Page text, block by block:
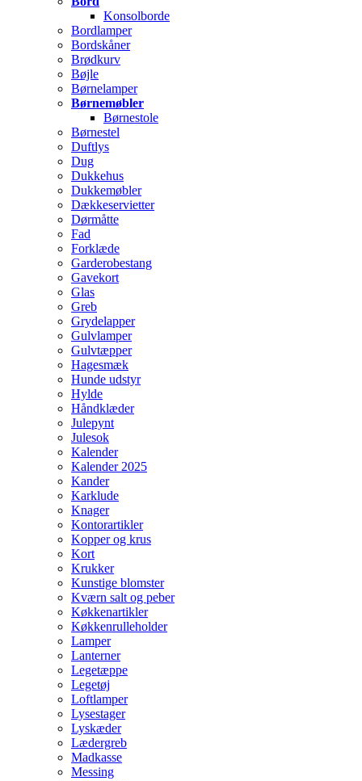
Konsolborde
Bordlamper
Bordskåner
Brødkurv
Bøjle
Børnelamper
Børnemøbler
Børnestole
Børnestel
Duftlys
Dug
Dukkehus
Dukkemøbler
Dækkeservietter
Dørmåtte
Fad
Forklæde
Garderobestang
Gavekort
Glas
Greb
Grydelapper
Gulvlamper
Gulvtæpper
Hagesmæk
Hunde udstyr
Hylde
Håndklæder
Julepynt
Julesok
Kalender
Kalender 2025
Kander
Karklude
Knager
Kontorartikler
Kopper og krus
Kort
Krukker
Kunstige blomster
Kværn salt og peber
Køkkenartikler
Køkkenrulleholder
Lamper
Lanterner
Legetæppe
Legetøj
Loftlamper
Lysestager
Lyskæder
Lædergreb
Madkasse
Messing